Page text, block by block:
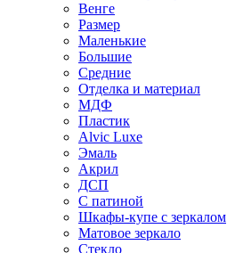
Венге
Размер
Маленькие
Большие
Средние
Отделка и материал
МДФ
Пластик
Alvic Luxe
Эмаль
Акрил
ДСП
С патиной
Шкафы-купе с зеркалом
Матовое зеркало
Стекло